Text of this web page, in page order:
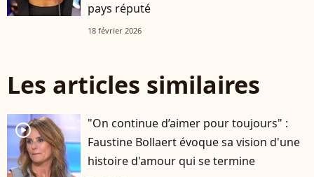
pays réputé
18 février 2026
Les articles similaires
player2
"On continue d’aimer pour toujours" :
Faustine Bollaert évoque sa vision d'une
histoire d'amour qui se termine